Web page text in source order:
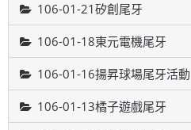
106-01-21矽創尾牙
106-01-18東元電機尾牙
106-01-16揚昇球場尾牙活動
106-01-13橘子遊戲尾牙